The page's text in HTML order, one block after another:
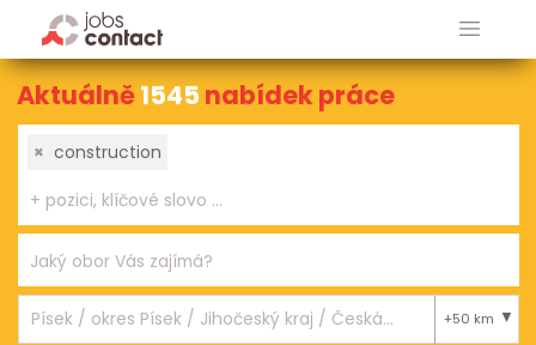
Aktuálně1545 nabídek práce
× construction
+50 km